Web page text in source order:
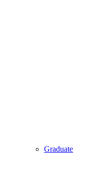
Graduate